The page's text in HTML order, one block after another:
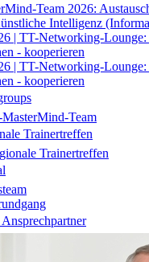
Team 2026:
Intelligenz
| TT-Networking-Lounge:
- kooperieren
| TT-Networking-Lounge:
- kooperieren
Team
Trainertreffen
Trainertreffen
Ansprechpartner